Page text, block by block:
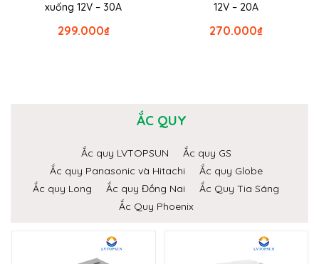
xuống 12V – 30A
₫
299.000
12V – 20A
₫
270.000
ẮC QUY
Ắc quy LVTOPSUN
Ắc quy GS
Ắc quy Panasonic và Hitachi
Ắc quy Globe
Ắc quy Long
Ắc quy Đồng Nai
Ắc Quy Tia Sáng
Ắc Quy Phoenix